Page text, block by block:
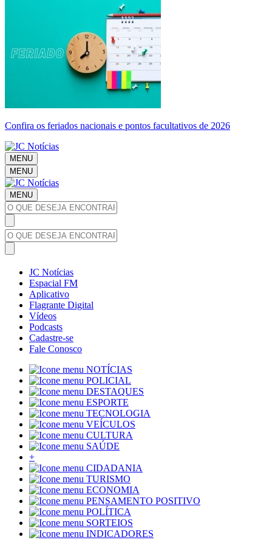
Confira os feriados nacionais e pontos facultativos de 2026
MENU
MENU
MENU
JC Notícias
Espacial FM
Aplicativo
Flagrante Digital
Vídeos
Podcasts
Cadastre-se
Fale Conosco
NOTÍCIAS
POLICIAL
DESTAQUES
ESPORTE
TECNOLOGIA
VEÍCULOS
CULTURA
SAÚDE
+
CIDADANIA
TURISMO
ECONOMIA
PENSAMENTO POSITIVO
POLÍTICA
SORTEIOS
INDICADORES